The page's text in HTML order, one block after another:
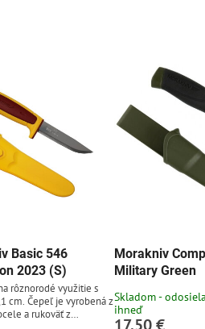
Basic 546
2023 (S)
rôznorodé využitie s
cm. Čepeľ je vyrobená z
a rukoväť z
Morakniv
Military Green
Skladom -
ihneď
17,50 €